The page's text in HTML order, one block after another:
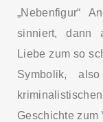
„Nebenfigur“
sinniert, dann
Liebe zum so
Symbolik,
Geschichte zum